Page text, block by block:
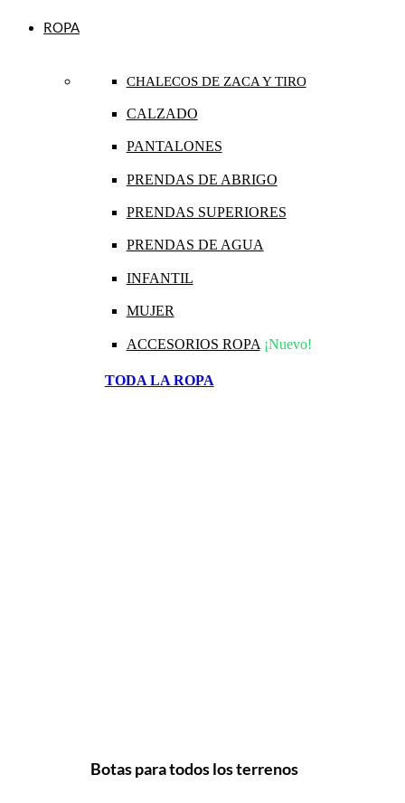
ROPA
CHALECOS DE ZACA Y TIRO
CALZADO
PANTALONES
PRENDAS DE ABRIGO
PRENDAS SUPERIORES
PRENDAS DE AGUA
INFANTIL
MUJER
ACCESORIOS ROPA ¡Nuevo!
TODA LA ROPA
Botas para todos los terrenos